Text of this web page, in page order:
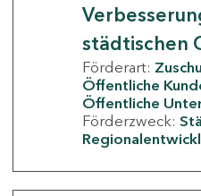
städtischen
Förderart:
Öffentliche
Öffentliche
Förderzweck: